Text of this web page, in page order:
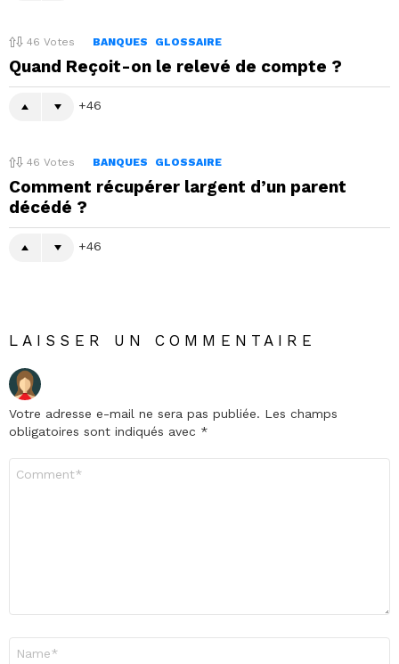
46 Votes BANQUES GLOSSAIRE
Quand Reçoit-on le relevé de compte ?
46
46 Votes BANQUES GLOSSAIRE
Comment récupérer largent d’un parent
décédé ?
46
LAISSER UN COMMENTAIRE
Votre adresse e-mail ne sera pas publiée. Les champs
obligatoires sont indiqués avec *